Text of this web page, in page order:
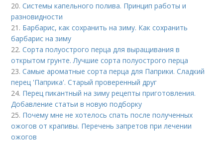
20.Системы капельного полива. Принцип работы и
разновидности
21. Барбарис, как сохранить на зиму. Как сохранить
барбарис на зиму
22.Сорта полуострого перца для выращивания в
открытом грунте. Лучшие сорта полуострого перца
23.Самые ароматные сорта перца для Паприки. Сладкий
перец 'Паприка'. Старый проверенный друг
24. Перец пикантный на зиму рецепты приготовления.
Добавление статьи в новую подборку
25. Почему мне не хотелось спать после полученных
ожогов от крапивы. Перечень запретов при лечении
ожогов